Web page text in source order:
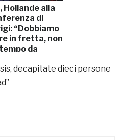
Hollande alla
di
“Dobbiamo
in fretta, non
tempo da
Isis, decapitate dieci persone